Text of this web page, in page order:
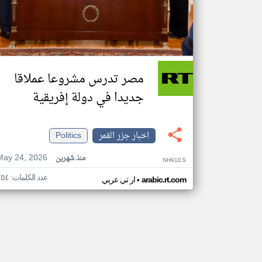
مصر تدرس مشروعا عملاقا
جديدا في دولة إفريقية
اخبار جزر القمر
Politics
24, 2026
منذ شهرين NH91ES
ار تي عربي• arabic.rt.com عدد الكلمات: ٢٥٤